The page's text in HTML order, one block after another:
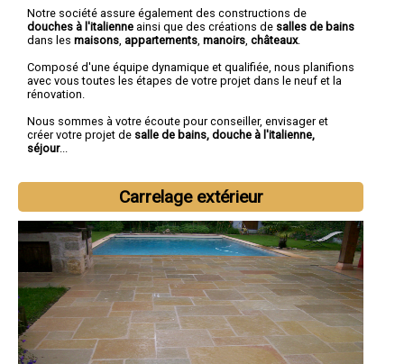
Notre société assure également des constructions de
douches à l'italienne ainsi que des créations de salles de bains
dans les maisons, appartements, manoirs, châteaux.
Composé d'une équipe dynamique et qualifiée, nous planifions
avec vous toutes les étapes de votre projet dans le neuf et la
rénovation.
Nous sommes à votre écoute pour conseiller, envisager et
créer votre projet de salle de bains, douche à l'italienne,
séjour...
Carrelage extérieur